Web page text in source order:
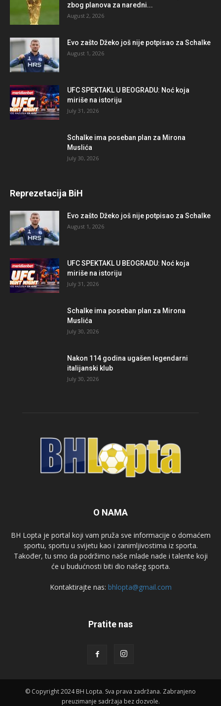
zbog planova za naredni...
August 2, 2026
Evo zašto Džeko još nije potpisao za Schalke
August 1, 2026
UFC SPEKTAKL U BEOGRADU: Noć koja
miriše na istoriju
July 31, 2026
Schalke ima poseban plan za Mirona
Muslića
July 30, 2026
Reprezetacija BiH
Evo zašto Džeko još nije potpisao za Schalke
August 1, 2026
UFC SPEKTAKL U BEOGRADU: Noć koja
miriše na istoriju
July 31, 2026
Schalke ima poseban plan za Mirona
Muslića
July 30, 2026
Nakon 114 godina ugašen legendarni
italijanski klub
July 30, 2026
O NAMA
BH Lopta je portal koji vam pruža sve informacije o domaćem
sportu, sportu u svijetu kao i zanimljivostima iz sporta.
Također, tu smo da podržimo naše mlade nade i talente koji
će u budućnosti biti dio našeg sporta.
Kontaktirajte nas: bhlopta@gmail.com
Pratite nas
© Copyright 2024 BH Lopta. Sva prava zadržana. Zabranjeno
preuzimanje sadržaja bez dozvole.